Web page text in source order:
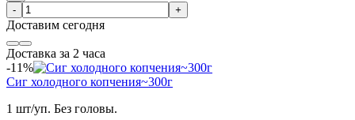
-
+
Доставим сегодня
Доставка за 2 часа
-11%
Сиг холодного копчения~300г
1 шт/уп. Без головы.